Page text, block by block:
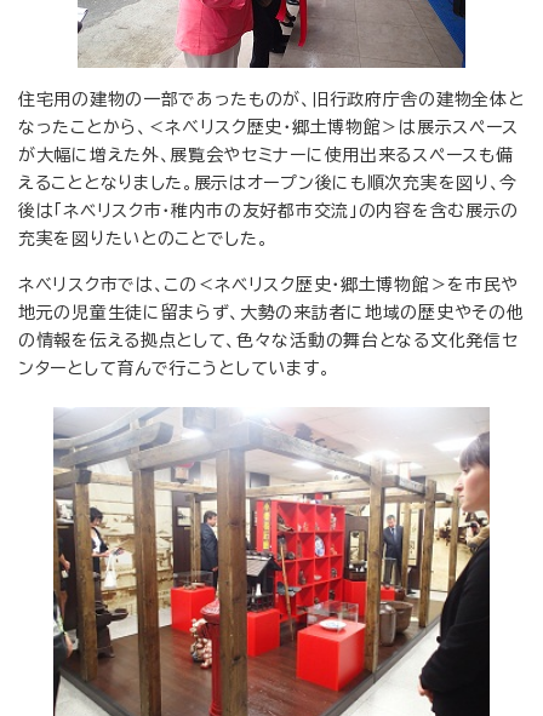
住宅用の建物の一部であったものが、旧行政府庁舎の建物全体と
なったことから、＜ネべリスク歴史・郷土博物館＞は展示スペース
が大幅に増えた外、展覧会やセミナーに使用出来るスペースも備
えることとなりました。展示はオープン後にも順次充実を図り、今
後は「ネベリスク市・稚内市の友好都市交流」の内容を含む展示の
充実を図りたいとのことでした。
ネべリスク市では、この＜ネベリスク歴史・郷土博物館＞を市民や
地元の児童生徒に留まらず、大勢の来訪者に地域の歴史やその他
の情報を伝える拠点として、色々な活動の舞台となる文化発信セ
ンターとして育んで行こうとしています。